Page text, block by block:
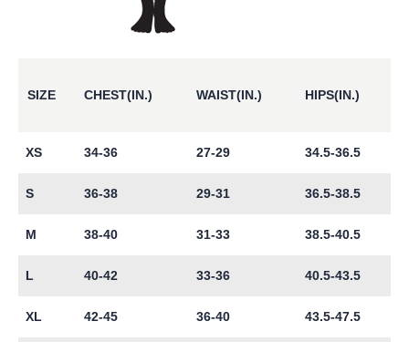
SIZE CHEST(IN.) WAIST(IN.) HIPS(IN.)
XS 34-36 27-29 34.5-36.5
S 36-38 29-31 36.5-38.5
M 38-40 31-33 38.5-40.5
L 40-42 33-36 40.5-43.5
XL 42-45 36-40 43.5-47.5